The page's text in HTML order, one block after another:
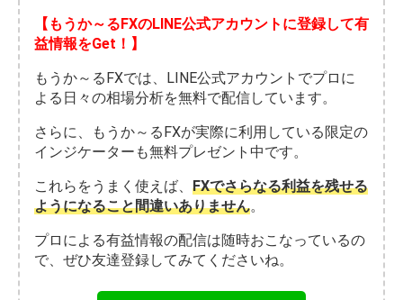
【もうか～るFXのLINE公式アカウントに登録して有
益情報をGet！】
もうか～るFXでは、LINE公式アカウントでプロに
よる日々の相場分析を無料で配信しています。
さらに、もうか～るFXが実際に利用している限定の
インジケーターも無料プレゼント中です。
これらをうまく使えば、 FXでさらなる利益を残せる
ようになること間違いありません。
プロによる有益情報の配信は随時おこなっているの
で、ぜひ友達登録してみてくださいね。